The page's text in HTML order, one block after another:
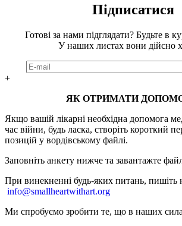
Підписатися
Готові за нами підглядати? Будьте в
У наших листах вони дійсно
+
ЯК ОТРИМАТИ
Якщо вашій лікарні необхідна допомога
час війни, будь ласка, створіть короткий
позицій у вордівському файлі.
Заповніть анкету нижче та завантажте
При винекненні будь-яких питань, пишіть
info@smallheartwithart.org
Ми спробуємо зробити те, що в наших